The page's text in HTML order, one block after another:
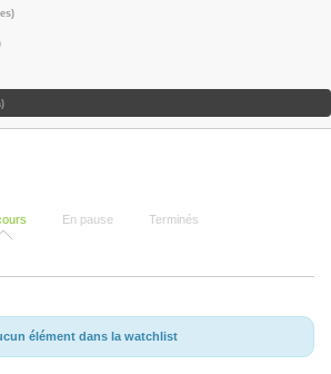
En pause Terminés
élément dans la watchlist